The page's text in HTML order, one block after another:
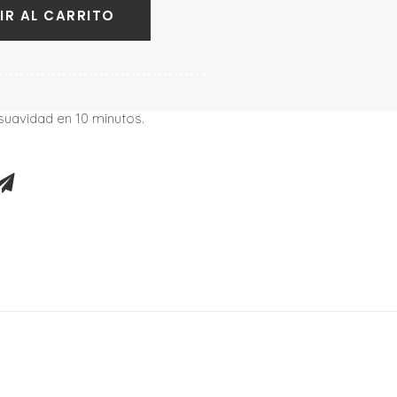
AL CARRITO
en 10 minutos.